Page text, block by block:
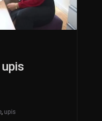
, upis